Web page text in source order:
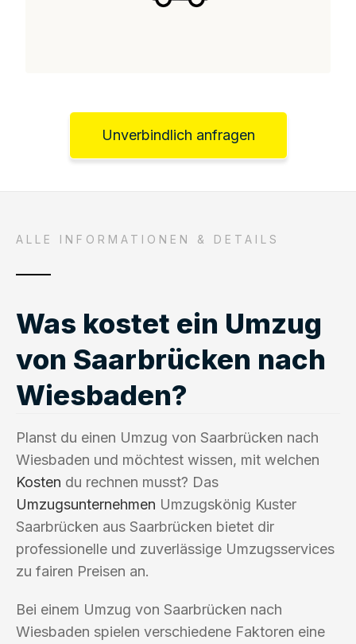
Unverbindlich anfragen
ALLE INFORMATIONEN & DETAILS
Was kostet ein Umzug
von Saarbrücken nach
Wiesbaden?
Planst du einen Umzug von Saarbrücken nach
Wiesbaden und möchtest wissen, mit welchen
Kosten du rechnen musst? Das
Umzugsunternehmen Umzugskönig Kuster
Saarbrücken aus Saarbrücken bietet dir
professionelle und zuverlässige Umzugsservices
zu fairen Preisen an.
Bei einem Umzug von Saarbrücken nach
Wiesbaden spielen verschiedene Faktoren eine